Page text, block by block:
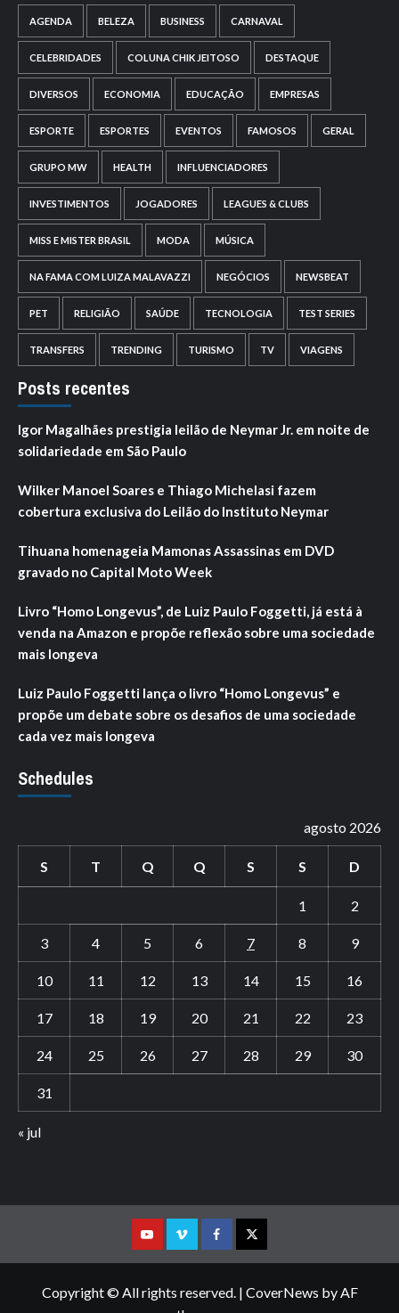
AGENDA BELEZA BUSINESS CARNAVAL
CELEBRIDADES COLUNA CHIK JEITOSO DESTAQUE
DIVERSOS ECONOMIA EDUCAÇÃO EMPRESAS
ESPORTE ESPORTES EVENTOS FAMOSOS GERAL
GRUPO MW HEALTH INFLUENCIADORES
INVESTIMENTOS JOGADORES LEAGUES & CLUBS
MISS E MISTER BRASIL MODA MÚSICA
NA FAMA COM LUIZA MALAVAZZI NEGÓCIOS NEWSBEAT
PET RELIGIÃO SAÚDE TECNOLOGIA TEST SERIES
TRANSFERS TRENDING TURISMO TV VIAGENS
Posts recentes
Igor Magalhães prestigia leilão de Neymar Jr. em noite de
solidariedade em São Paulo
Wilker Manoel Soares e Thiago Michelasi fazem
cobertura exclusiva do Leilão do Instituto Neymar
Tihuana homenageia Mamonas Assassinas em DVD
gravado no Capital Moto Week
Livro “Homo Longevus”, de Luiz Paulo Foggetti, já está à
venda na Amazon e propõe reflexão sobre uma sociedade
mais longeva
Luiz Paulo Foggetti lança o livro “Homo Longevus” e
propõe um debate sobre os desafios de uma sociedade
cada vez mais longeva
Schedules
agosto 2026
S T Q Q S S D
1 2
3 4 5 6 7 8 9
10 11 12 13 14 15 16
17 18 19 20 21 22 23
24 25 26 27 28 29 30
31
« jul
YoutubeVimeoFacebookTwitter
Copyright © All rights reserved. | CoverNews by AF